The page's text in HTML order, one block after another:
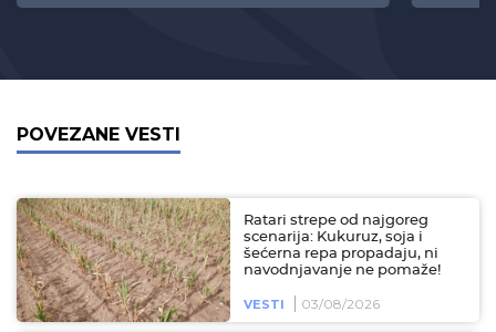
POVEZANE VESTI
Ratari strepe od najgoreg
scenarija: Kukuruz, soja i
šećerna repa propadaju, ni
navodnjavanje ne pomaže!
VESTI 03/08/2026